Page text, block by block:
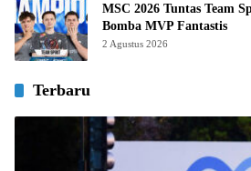
MSC 2026 Tuntas Team
Bomba MVP Fantastis
2 Agustus 2026
Terbaru